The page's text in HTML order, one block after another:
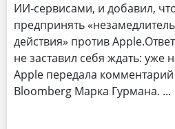
ИИ‑сервисами, и добавил,
предпринять
действия» против
не заставил себя ждать: уже
Apple передала
Bloomberg Марка Гурмана.